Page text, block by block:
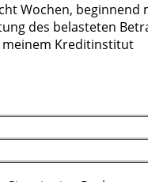
Wochen, beginnend
des belasteten
meinem Kreditinstitut